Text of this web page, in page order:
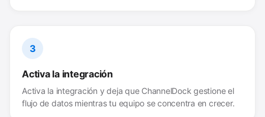
3
Activa la integración
Activa la integración y deja que ChannelDock gestione el
flujo de datos mientras tu equipo se concentra en crecer.